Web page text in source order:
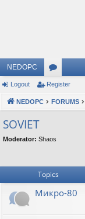
NEDOPC
or
u
s
Logout Register
NEDOPC FORUMS
SOVIET
Moderator: Shaos
Topics
Микро-80